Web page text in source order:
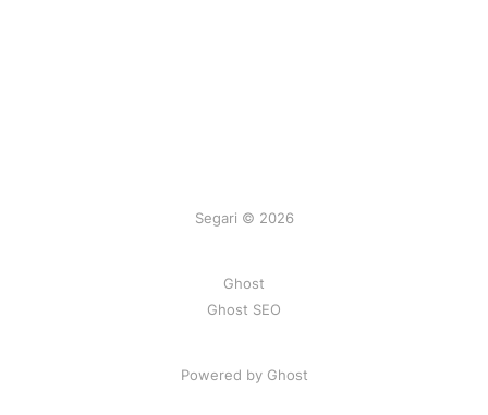
Segari © 2026
Ghost
Ghost SEO
Powered by Ghost